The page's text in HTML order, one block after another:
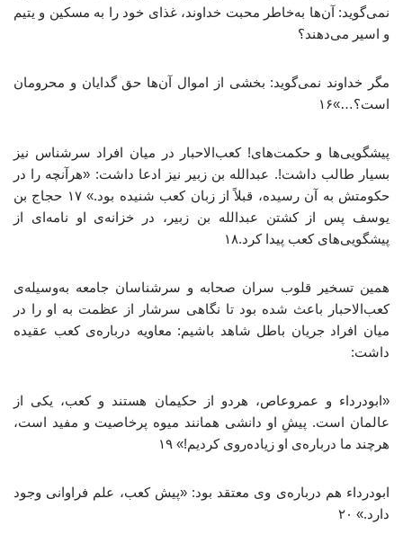
نمی‌گوید: آن‌ها به‌خاطر محبت خداوند، غذای خود را به مسکین و یتیم
و اسیر می‌دهند؟
مگر خداوند نمی‌گوید: بخشی از اموال آن‌ها حق گدایان و محرومان
است؟…»۱۶
پیشگویی‌ها و حکمت‌های! کعب‌الاحبار در میان افراد سرشناس نیز
بسیار طالب داشت!. عبدالله بن زبیر نیز ادعا داشت: «هرآنچه را در
حکومتش به آن رسیده، قبلاً از زبان کعب شنیده بود.» ۱۷ حجاج بن
یوسف پس از کشتن عبدالله بن زبیر، در خزانه‌ی او نامه‌ای از
پیشگویی‌های کعب پیدا کرد.۱۸
همین تسخیر قلوب سران صحابه و سرشناسان جامعه به‌وسیله‌ی
کعب‌الاحبار باعث شده بود تا نگاهی سرشار از عظمت به او را در
میان افراد جریان باطل شاهد باشیم: معاویه درباره‌ی کعب عقیده
داشت:
«ابودرداء و عمروعاص، هردو از حکیمان هستند و کعب، یکی از
عالمان است. پیشِ او دانشی همانند میوه پرخاصیت و مفید است،
هرچند ما درباره‌ی او زیاده‌روی کردیم!» ۱۹
ابودرداء هم درباره‌ی وی معتقد بود: «پیش کعب، علم فراوانی وجود
دارد.» ۲۰